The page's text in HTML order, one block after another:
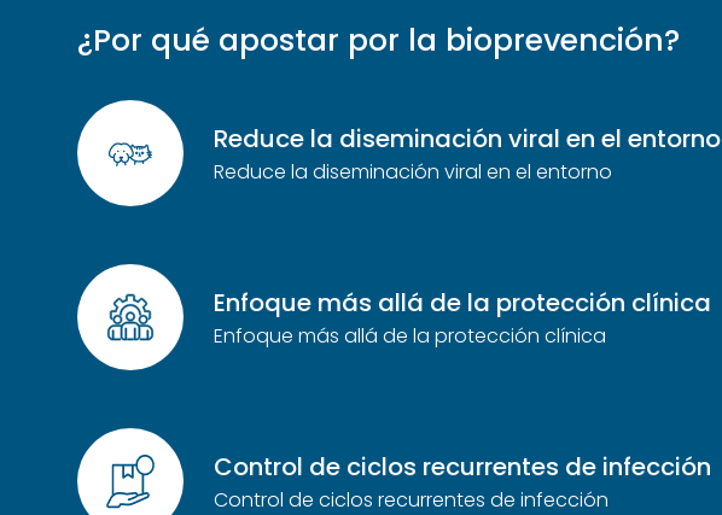
¿Por qué apostar por la bioprevención?
Reduce la diseminación viral en el entorno
Reduce la diseminación viral en el entorno
Enfoque más allá de la protección clínica
Enfoque más allá de la protección clínica
Control de ciclos recurrentes de infección
Control de ciclos recurrentes de infección